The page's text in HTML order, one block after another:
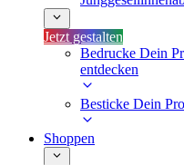
Jetzt gestalten
Bedrucke Dein
entdecken
Besticke Dein
Shoppen